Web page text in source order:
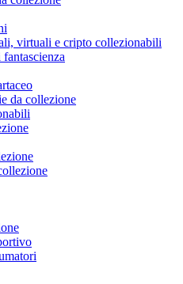
virtuali e cripto collezionabili
da collezione